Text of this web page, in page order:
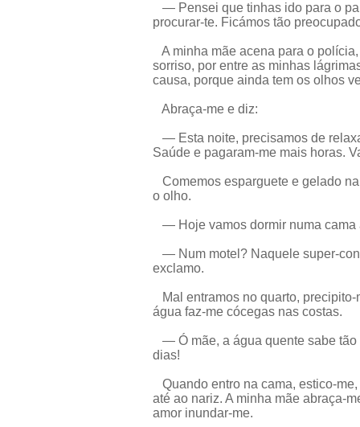
— Pensei que tinhas ido para o
procurar-te. Ficámos tão
A minha mãe acena para o
sorriso, por entre as minhas
causa, porque ainda tem os olhos
Abraça-me e diz:
— Esta noite, precisamos de
Saúde e pagaram-me mais horas.
Comemos esparguete e gelado
o olho.
— Hoje vamos dormir numa cama
— Num motel? Naquele super-
exclamo.
Mal entramos no quarto,
água faz-me cócegas nas costas.
— Ó mãe, a água quente sabe tão
dias!
Quando entro na cama, estico-
até ao nariz. A minha mãe abraça-
amor inundar-me.